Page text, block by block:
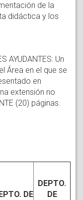
de la
didáctica y los
AYUDANTES: Un
Área en el que se
en
extensión no
(20) páginas.
DE
DEPTO.
DE